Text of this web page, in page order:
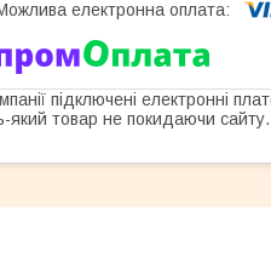
підключені електронні
який товар не покидаючи сайту.